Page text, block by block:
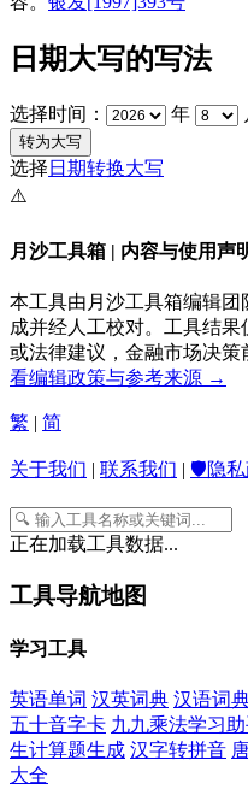
日期大写的写法
选择时间： 年
选择 日期转换大写
⚠️
月沙工具箱 | 内容与使用声
本工具由月沙工具箱编辑
成并经人工校对。工具结
或法律建议，金融市场决策
看编辑政策与参考来源 →
繁 | 简
关于我们 | 联系我们 | 🛡️隐私
正在加载工具数据...
工具导航地图
学习工具
英语单词 汉英词典 汉语词
五十音字卡 九九乘法学习
生计算题生成 汉字转拼音
大全